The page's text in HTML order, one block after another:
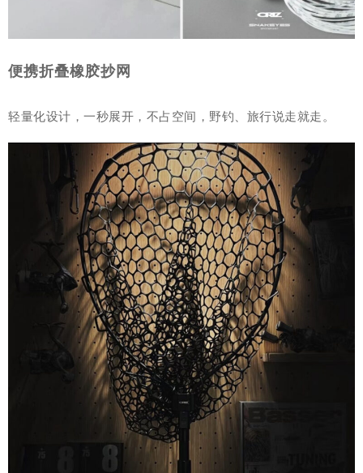
便携折叠橡胶抄网
轻量化设计，一秒展开，不占空间，野钓、旅行说走就走。